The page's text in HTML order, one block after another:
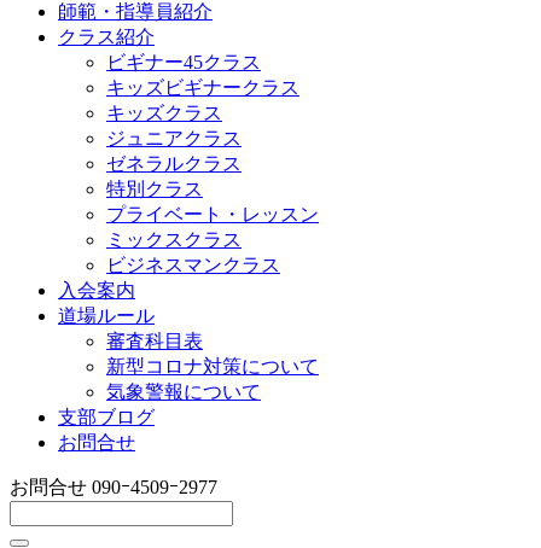
師範・指導員紹介
クラス紹介
ビギナー45クラス
キッズビギナークラス
キッズクラス
ジュニアクラス
ゼネラルクラス
特別クラス
プライベート・レッスン
ミックスクラス
ビジネスマンクラス
入会案内
道場ルール
審査科目表
新型コロナ対策について
気象警報について
支部ブログ
お問合せ
お問合せ 090ｰ4509ｰ2977